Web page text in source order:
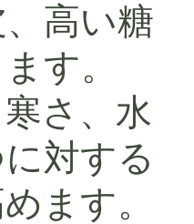
高い糖
す。
さ、水
対する
ます。